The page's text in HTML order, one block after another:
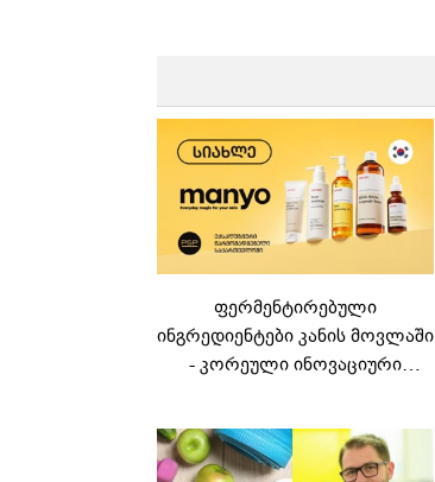
ფერმენტირებული
ინგრედიენტები კანის მოვლაში
- კორეული ინოვაციური